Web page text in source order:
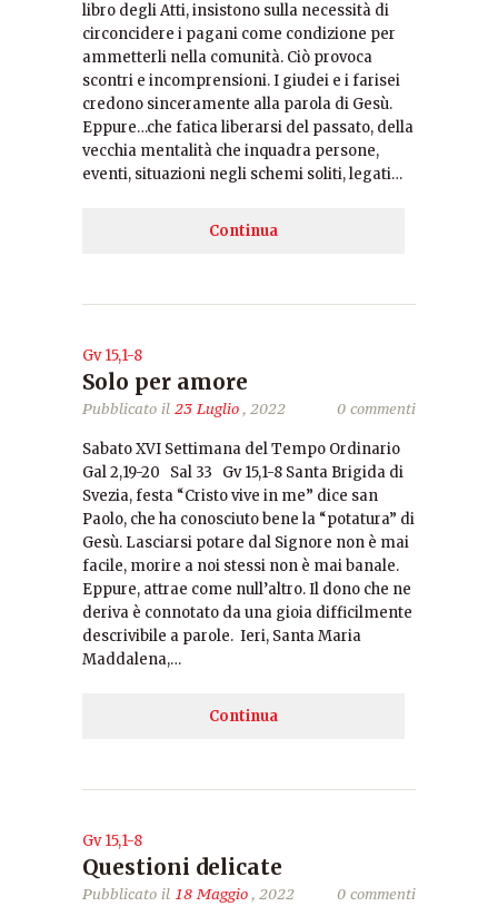
libro degli Atti, insistono sulla necessità di
circoncidere i pagani come condizione per
ammetterli nella comunità. Ciò provoca
scontri e incomprensioni. I giudei e i farisei
credono sinceramente alla parola di Gesù.
Eppure…che fatica liberarsi del passato, della
vecchia mentalità che inquadra persone,
eventi, situazioni negli schemi soliti, legati…
Continua
Gv 15,1-8
Solo per amore
Pubblicato il 23 Luglio, 2022 0 commenti
Sabato XVI Settimana del Tempo Ordinario
Gal 2,19-20 Sal 33 Gv 15,1-8 Santa Brigida di
Svezia, festa “Cristo vive in me” dice san
Paolo, che ha conosciuto bene la “potatura” di
Gesù. Lasciarsi potare dal Signore non è mai
facile, morire a noi stessi non è mai banale.
Eppure, attrae come null’altro. Il dono che ne
deriva è connotato da una gioia difficilmente
descrivibile a parole. Ieri, Santa Maria
Maddalena,…
Continua
Gv 15,1-8
Questioni delicate
Pubblicato il 18 Maggio, 2022 0 commenti